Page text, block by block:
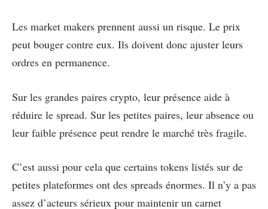
Les market makers prennent aussi un risque. Le prix
peut bouger contre eux. Ils doivent donc ajuster leurs
ordres en permanence.
Sur les grandes paires crypto, leur présence aide à
réduire le spread. Sur les petites paires, leur absence ou
leur faible présence peut rendre le marché très fragile.
C’est aussi pour cela que certains tokens listés sur de
petites plateformes ont des spreads énormes. Il n’y a pas
assez d’acteurs sérieux pour maintenir un carnet